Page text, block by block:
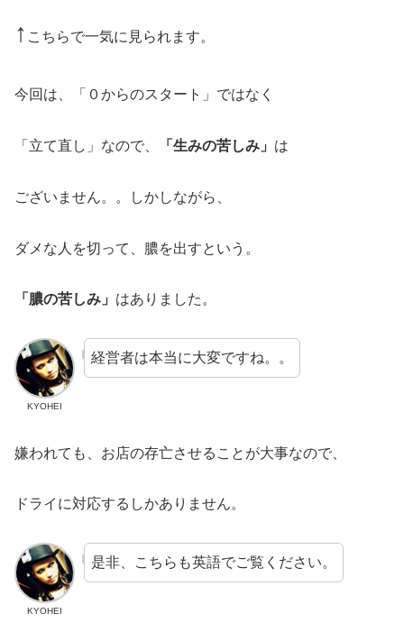
↑ こちらで一気に見られます。
今回は、「０からのスタート」ではなく
「立て直し」なので、 「生みの苦しみ」 は
ございません。。しかしながら、
ダメな人を切って、膿を出すという。
「膿の苦しみ」 はありました。
KYOHEI
経営者は本当に大変ですね。。
嫌われても、お店の存亡させることが大事なので、
ドライに対応するしかありません。
KYOHEI
是非、こちらも英語でご覧ください。